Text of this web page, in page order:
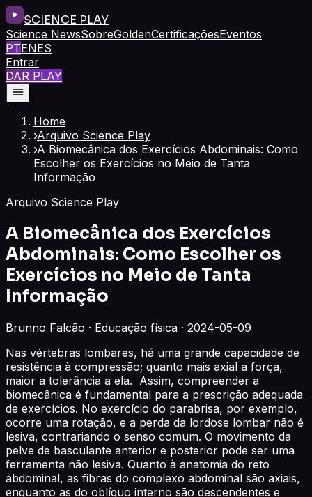
SCIENCE PLAY
Science NewsSobreGoldenCertificaçõesEventos
PTENES
Entrar
DAR PLAY
Home
›Arquivo Science Play
›A Biomecânica dos Exercícios Abdominais: Como
Escolher os Exercícios no Meio de Tanta
Informação
Arquivo Science Play
A Biomecânica dos Exercícios
Abdominais: Como Escolher os
Exercícios no Meio de Tanta
Informação
Brunno Falcão · Educação física · 2024-05-09
Nas vértebras lombares, há uma grande capacidade de
resistência à compressão; quanto mais axial a força,
maior a tolerância a ela. Assim, compreender a
biomecânica é fundamental para a prescrição adequada
de exercícios. No exercício do parabrisa, por exemplo,
ocorre uma rotação, e a perda da lordose lombar não é
lesiva, contrariando o senso comum. O movimento da
pelve de basculante anterior e posterior pode ser uma
ferramenta não lesiva. Quanto à anatomia do reto
abdominal, as fibras do complexo abdominal são axiais,
enquanto as do oblíquo interno são descendentes e